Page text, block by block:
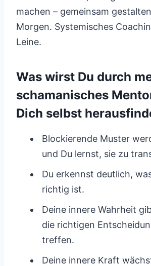
machen – gemeinsam
Morgen. Systemisches
Leine.
Was wirst Du durch
schamanisches
Dich selbst
Blockierende Muster
und Du lernst, sie zu
Du erkennst deutlich,
richtig ist.
Deine innere Wahrheit
die richtigen
treffen.
Deine innere Kraft